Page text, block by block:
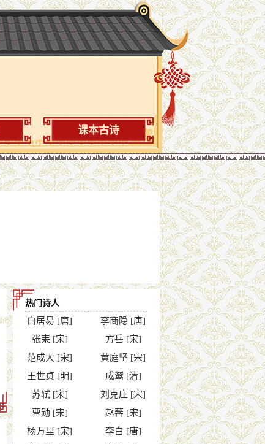
课本古诗
热门诗人
白居易 [唐]
李商隐 [唐]
张耒 [宋]
方岳 [宋]
范成大 [宋]
黄庭坚 [宋]
王世贞 [明]
成鹫 [清]
苏轼 [宋]
刘克庄 [宋]
曹勋 [宋]
赵蕃 [宋]
杨万里 [宋]
李白 [唐]